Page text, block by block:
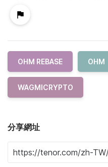
OHM REBASE OHM
WAGMICRYPTO
分享網址